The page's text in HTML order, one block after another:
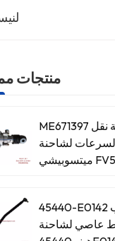
منتجات
ME671397 أسطوانة نقل
لشاحنة
ميتسوبيشي FV515 /
45440-E0142 سحب
عاصي لشاحنة